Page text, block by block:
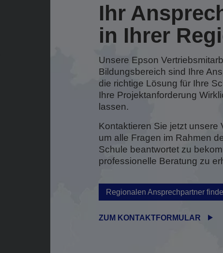
Ihr
in Ihrer
Unsere Epson
Bildungsbereich sind Ihre
die richtige Lösung für Ihre
Ihre Projektanforderung
lassen.
Kontaktieren Sie jetzt unsere
um alle Fragen im Rahmen
Schule beantwortet zu
professionelle Beratung zu
Regionalen Ansprechpartner
ZUM KONTAKTFORMULAR